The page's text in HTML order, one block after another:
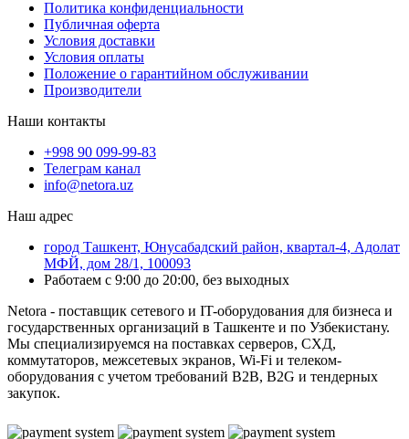
Политика конфиденциальности
Публичная оферта
Условия доставки
Условия оплаты
Положение о гарантийном обслуживании
Производители
Наши контакты
+998 90 099-99-83
Телеграм канал
info@netora.uz
Наш адрес
город Ташкент, Юнусабадский район, квартал-4, Адолат
МФЙ, дом 28/1, 100093
Работаем с 9:00 до 20:00, без выходных
Netora - поставщик сетевого и IT-оборудования для бизнеса и
государственных организаций в Ташкенте и по Узбекистану.
Мы специализируемся на поставках серверов, СХД,
коммутаторов, межсетевых экранов, Wi-Fi и телеком-
оборудования с учетом требований B2B, B2G и тендерных
закупок.